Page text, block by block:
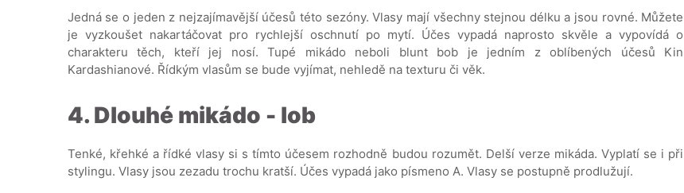
Jedná se o jeden z nejzajímavější účesů této sezóny. Vlasy mají všechny stejnou délku a jsou rovné. Můžete
je vyzkoušet nakartáčovat pro rychlejší oschnutí po mytí. Účes vypadá naprosto skvěle a vypovídá o
charakteru těch, kteří jej nosí. Tupé mikádo neboli blunt bob je jedním z oblíbených účesů Kin
Kardashianové. Řídkým vlasům se bude vyjímat, nehledě na texturu či věk.
4. Dlouhé mikádo - lob
Tenké, křehké a řídké vlasy si s tímto účesem rozhodně budou rozumět. Delší verze mikáda. Vyplatí se i při
stylingu. Vlasy jsou zezadu trochu kratší. Účes vypadá jako písmeno A. Vlasy se postupně prodlužují.